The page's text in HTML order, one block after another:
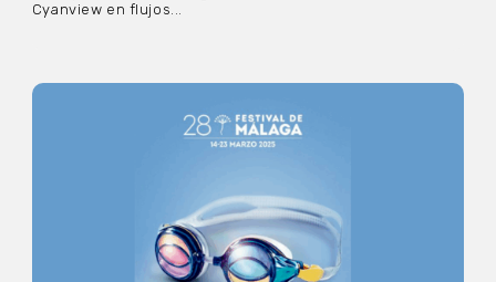
Cyanview en flujos...